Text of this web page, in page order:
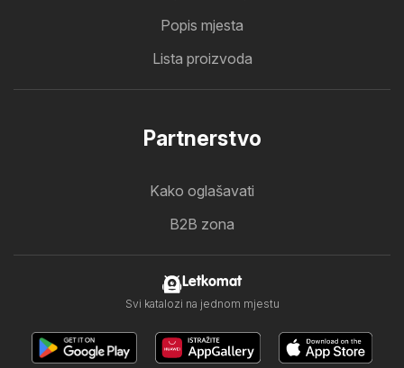
Popis mjesta
Lista proizvoda
Partnerstvo
Kako oglašavati
B2B zona
Letkomat
Svi katalozi na jednom mjestu